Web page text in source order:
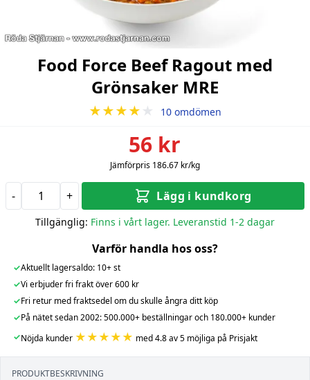
Food Force Beef Ragout med
Grönsaker MRE
★★★★ ★ 10 omdömen
56 kr
Jämförpris 186.67 kr/kg
- + Lägg i kundkorg
Tillgänglig: Finns i vårt lager. Leveranstid 1-2 dagar
Varför handla hos oss?
✓Aktuellt lagersaldo: 10+ st
✓Vi erbjuder fri frakt över 600 kr
✓Fri retur med fraktsedel om du skulle ångra ditt köp
✓På nätet sedan 2002: 500.000+ beställningar och 180.000+ kunder
✓Nöjda kunder ★★★★★ med 4.8 av 5 möjliga på Prisjakt
PRODUKTBESKRIVNING